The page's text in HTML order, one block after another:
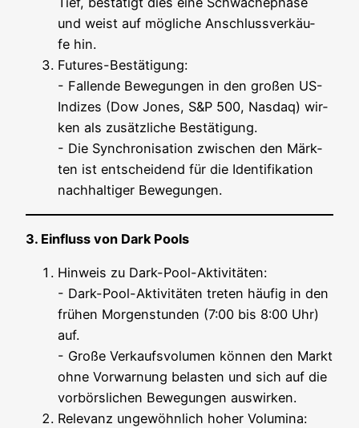
und weist auf mög­li­che Anschluss­ver­käu­
fe hin.
Futures-Bestä­ti­gung:
- Fal­len­de Bewe­gun­gen in den gro­ßen US-
Indi­zes (Dow Jones, S&P 500, Nasdaq) wir­
ken als zusätz­li­che Bestä­ti­gung.
- Die Syn­chro­ni­sa­ti­on zwi­schen den Märk­
ten ist ent­schei­dend für die Iden­ti­fi­ka­ti­on
nach­hal­ti­ger Bewegungen.
3. Ein­fluss von Dark Pools
Hin­weis zu Dark-Pool-Akti­vi­tä­ten:
- Dark-Pool-Akti­vi­tä­ten tre­ten häu­fig in den
frü­hen Mor­gen­stun­den (7:00 bis 8:00 Uhr)
auf.
- Gro­ße Ver­kaufs­vo­lu­men kön­nen den Markt
ohne Vor­war­nung belas­ten und sich auf die
vor­börs­li­chen Bewe­gun­gen auswirken.
Rele­vanz unge­wöhn­lich hoher Volu­mi­na: